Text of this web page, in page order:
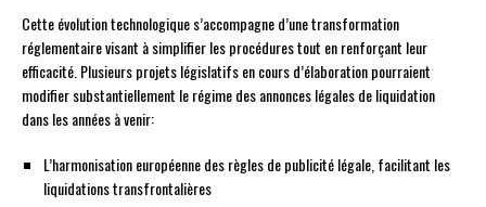
Cette évolution technologique s’accompagne d’une transformation
réglementaire visant à simplifier les procédures tout en renforçant leur
efficacité. Plusieurs projets législatifs en cours d’élaboration pourraient
modifier substantiellement le régime des annonces légales de liquidation
dans les années à venir:
L’harmonisation européenne des règles de publicité légale, facilitant les
liquidations transfrontalières